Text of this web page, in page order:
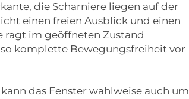
die Scharniere liegen auf der
einen freien Ausblick und einen
ragt im geöffneten Zustand
komplette Bewegungsfreiheit vor
das Fenster wahlweise auch um